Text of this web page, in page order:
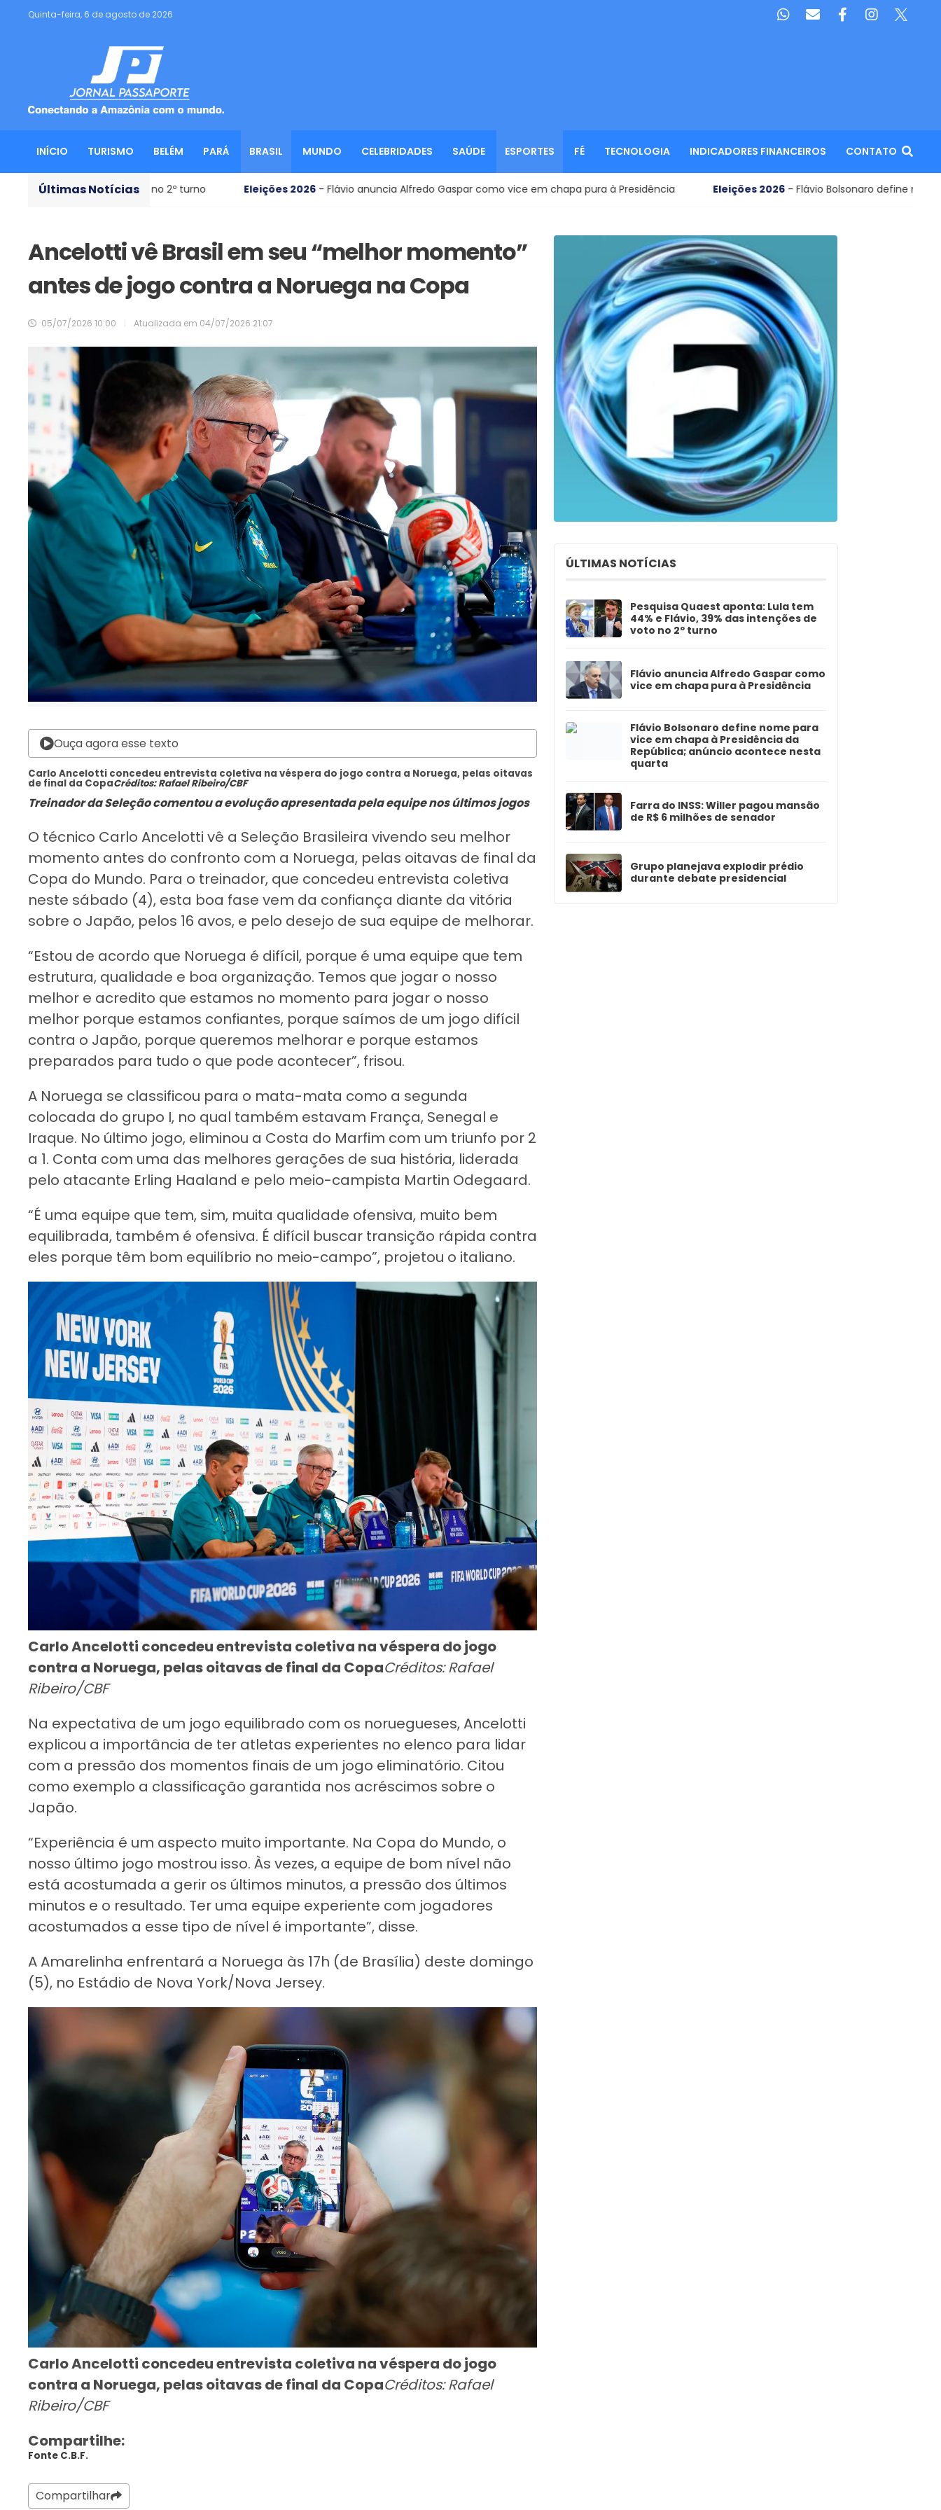
Quinta-feira, 6 de agosto de 2026
INÍCIO TURISMO BELÉM PARÁ BRASIL MUNDO CELEBRIDADES SAÚDE ESPORTES FÉ TECNOLOGIA INDICADORES FINANCEIROS CONTATO
Últimas Notícias
voto no 2º turno Eleições 2026- Flávio anuncia Alfredo Gaspar como vice em chapa pura à Presidência Eleições 2026- Flávio Bolsonaro define nome para vice em chapa à
Ancelotti vê Brasil em seu “melhor momento”
antes de jogo contra a Noruega na Copa
05/07/2026 10:00 Atualizada em 04/07/2026 21:07
Ouça agora esse texto
Carlo Ancelotti concedeu entrevista coletiva na véspera do jogo contra a Noruega, pelas oitavas
de final da CopaCréditos: Rafael Ribeiro/CBF
Treinador da Seleção comentou a evolução apresentada pela equipe nos últimos jogos
O técnico Carlo Ancelotti vê a Seleção Brasileira vivendo seu melhor
momento antes do confronto com a Noruega, pelas oitavas de final da
Copa do Mundo. Para o treinador, que concedeu entrevista coletiva
neste sábado (4), esta boa fase vem da confiança diante da vitória
sobre o Japão, pelos 16 avos, e pelo desejo de sua equipe de melhorar.
“Estou de acordo que Noruega é difícil, porque é uma equipe que tem
estrutura, qualidade e boa organização. Temos que jogar o nosso
melhor e acredito que estamos no momento para jogar o nosso
melhor porque estamos confiantes, porque saímos de um jogo difícil
contra o Japão, porque queremos melhorar e porque estamos
preparados para tudo o que pode acontecer”, frisou.
A Noruega se classificou para o mata-mata como a segunda
colocada do grupo I, no qual também estavam França, Senegal e
Iraque. No último jogo, eliminou a Costa do Marfim com um triunfo por 2
a 1. Conta com uma das melhores gerações de sua história, liderada
pelo atacante Erling Haaland e pelo meio-campista Martin Odegaard.
“É uma equipe que tem, sim, muita qualidade ofensiva, muito bem
equilibrada, também é ofensiva. É difícil buscar transição rápida contra
eles porque têm bom equilíbrio no meio-campo”, projetou o italiano.
Carlo Ancelotti concedeu entrevista coletiva na véspera do jogo
contra a Noruega, pelas oitavas de final da CopaCréditos: Rafael
Ribeiro/CBF
Na expectativa de um jogo equilibrado com os noruegueses, Ancelotti
explicou a importância de ter atletas experientes no elenco para lidar
com a pressão dos momentos finais de um jogo eliminatório. Citou
como exemplo a classificação garantida nos acréscimos sobre o
Japão.
“Experiência é um aspecto muito importante. Na Copa do Mundo, o
nosso último jogo mostrou isso. Às vezes, a equipe de bom nível não
está acostumada a gerir os últimos minutos, a pressão dos últimos
minutos e o resultado. Ter uma equipe experiente com jogadores
acostumados a esse tipo de nível é importante”, disse.
A Amarelinha enfrentará a Noruega às 17h (de Brasília) deste domingo
(5), no Estádio de Nova York/Nova Jersey.
Carlo Ancelotti concedeu entrevista coletiva na véspera do jogo
contra a Noruega, pelas oitavas de final da CopaCréditos: Rafael
Ribeiro/CBF
Compartilhe:
Fonte C.B.F.
Compartilhar
ÚLTIMAS NOTÍCIAS
Pesquisa Quaest aponta: Lula tem
44% e Flávio, 39% das intenções de
voto no 2º turno
Flávio anuncia Alfredo Gaspar como
vice em chapa pura à Presidência
Flávio Bolsonaro define nome para
vice em chapa à Presidência da
República; anúncio acontece nesta
quarta
Farra do INSS: Willer pagou mansão
de R$ 6 milhões de senador
Grupo planejava explodir prédio
durante debate presidencial